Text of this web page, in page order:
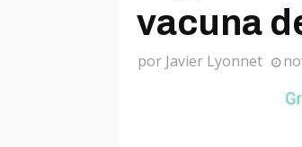
vacuna
por Javier Lyonnet